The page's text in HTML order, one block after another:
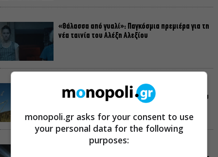
«Θάλασσα από γυαλί»: Παγκόσμια πρεμιέρα για τη
νέα ταινία του Αλέξη Αλεξίου
«Δυο μαύρα πουκάμισα»: Το πρώτο trailer της
νέας, πολυαναμενόμενης δραματικής σειράς του
monopoli.gr asks for your consent to use
your personal data for the following
purposes: